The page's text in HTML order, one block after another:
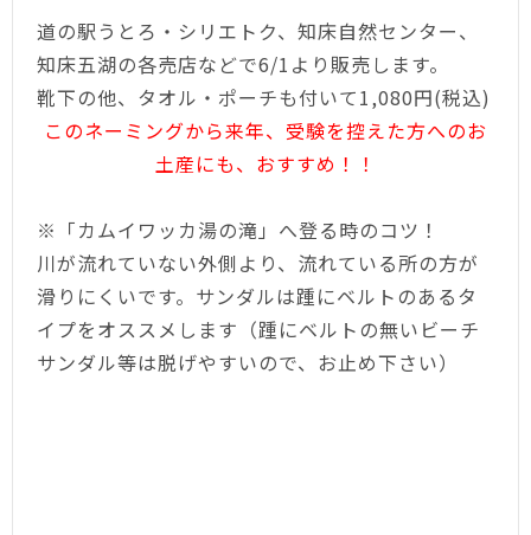
道の駅うとろ・シリエトク、知床自然センター、
知床五湖の各売店などで6/1より販売します。
靴下の他、タオル・ポーチも付いて1,080円(税込)
このネーミングから来年、受験を控えた方へのお
土産にも、おすすめ！！
※「カムイワッカ湯の滝」へ登る時のコツ！
川が流れていない外側より、流れている所の方が
滑りにくいです。サンダルは踵にベルトのあるタ
イプをオススメします（踵にベルトの無いビーチ
サンダル等は脱げやすいので、お止め下さい）